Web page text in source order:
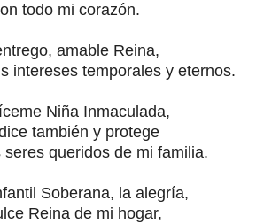
todo mi corazón.
amable Reina,
intereses temporales y eternos.
Niña Inmaculada,
también y protege
seres queridos de mi familia.
Soberana, la alegría,
Reina de mi hogar,